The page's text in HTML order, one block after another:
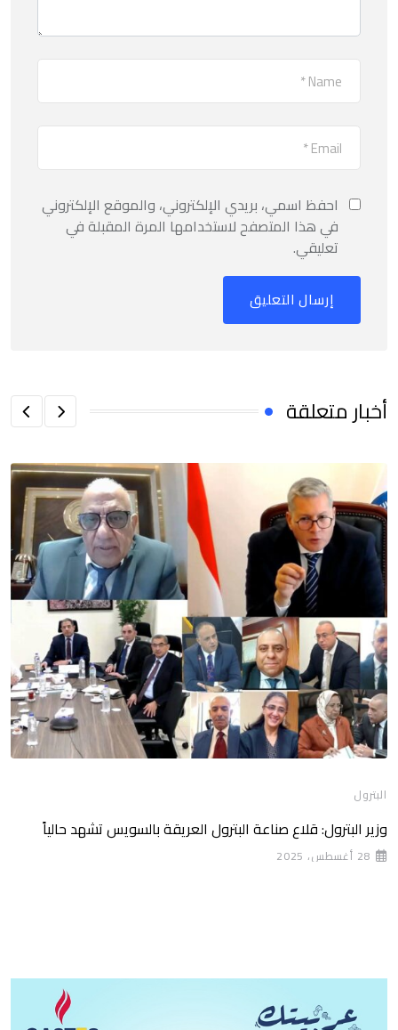
احفظ اسمي، بريدي الإلكتروني، والموقع الإلكتروني
في هذا المتصفح لاستخدامها المرة المقبلة في
تعليقي.
أخبار متعلقة
البترول
وزير البترول: قلاع صناعة البترول العريقة بالسويس تشهد حالياً
28 أغسطس، 2025